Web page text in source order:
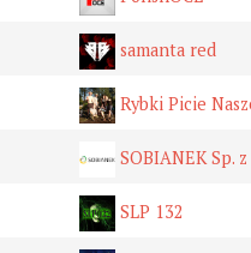
samanta red
Rybki Picie
SOBIANEK Sp. z
SLP 132